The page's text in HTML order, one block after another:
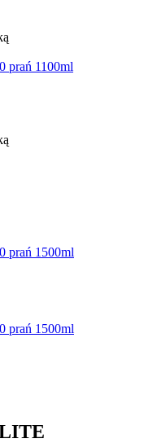
prań 1100ml
prań 1500ml
prań 1500ml